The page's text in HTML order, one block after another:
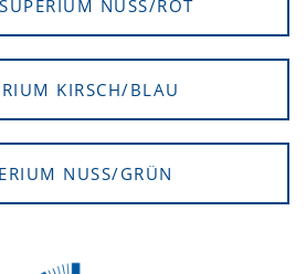
NUSS/ROT
KIRSCH/BLAU
NUSS/GRÜN